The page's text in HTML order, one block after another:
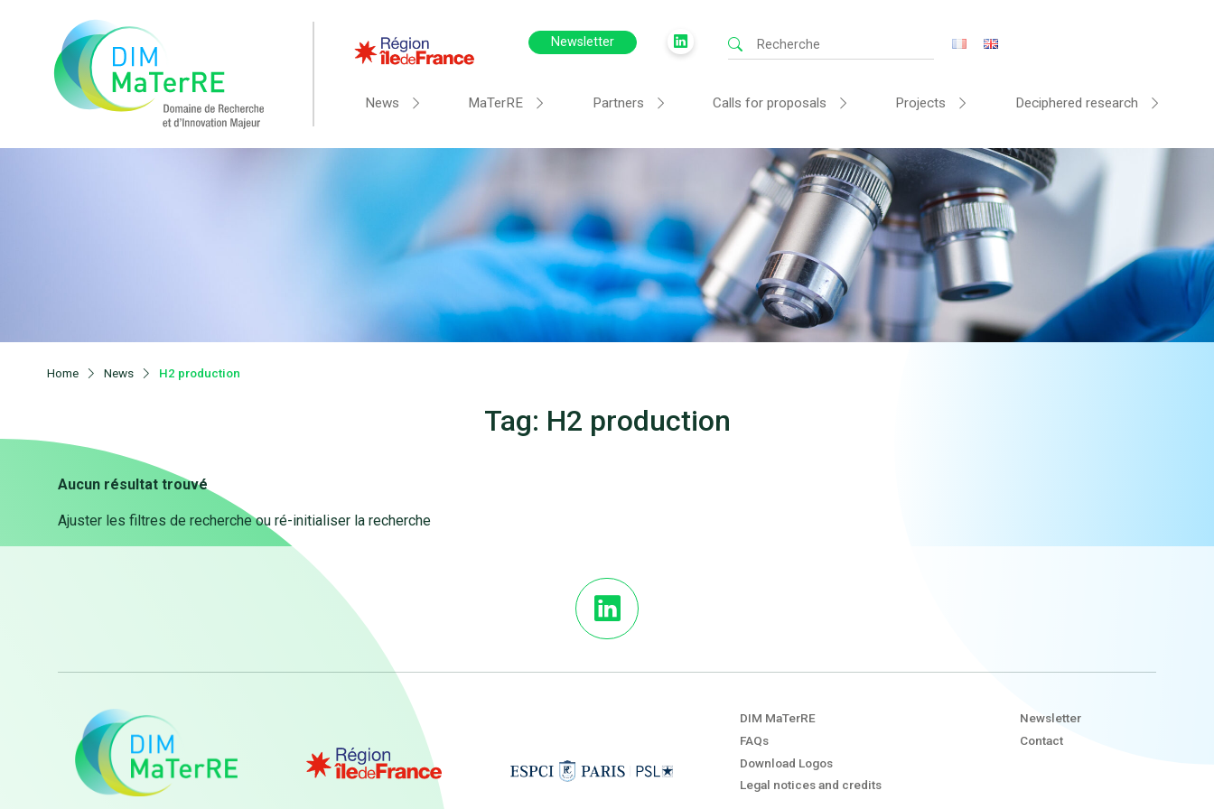
Newsletter
News MaTerRE Partners Calls for proposals Projects Deciphered research
Home News H2 production
Tag: H2 production
Aucun résultat trouvé
Ajuster les filtres de recherche ou ré-initialiser la recherche
DIM MaTerRE
FAQs
Download Logos
Legal notices and credits
Newsletter
Contact